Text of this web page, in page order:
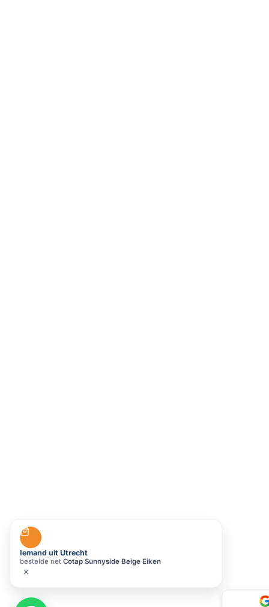
Iemand uit Utrecht
bestelde net Cotap Sunnyside Beige Eiken